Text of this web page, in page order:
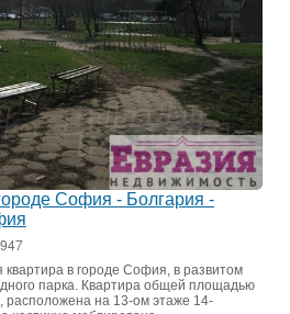
София - Болгария -
квартира в городе София, в развитом
парка. Квартира общей площадью
расположена на 13-ом этаже 14-